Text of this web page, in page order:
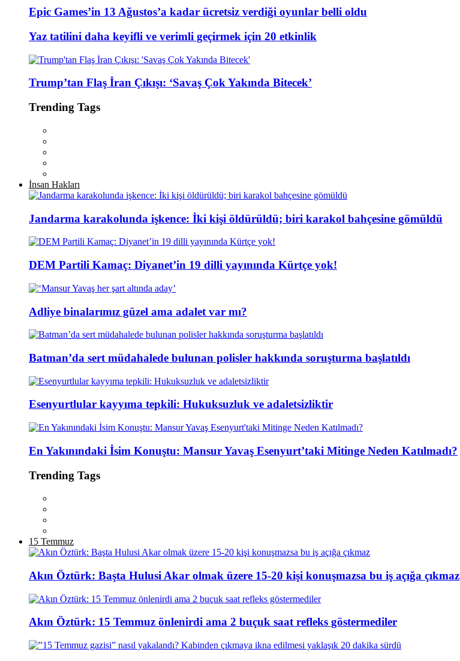
Epic Games’in 13 Ağustos’a kadar ücretsiz verdiği oyunlar belli oldu
Yaz tatilini daha keyifli ve verimli geçirmek için 20 etkinlik
Trump’tan Flaş İran Çıkışı: ‘Savaş Çok Yakında Bitecek’
Trending Tags
İnsan Hakları
Jandarma karakolunda işkence: İki kişi öldürüldü; biri karakol bahçesine gömüldü
DEM Partili Kamaç: Diyanet’in 19 dilli yayınında Kürtçe yok!
Adliye binalarımız güzel ama adalet var mı?
Batman’da sert müdahalede bulunan polisler hakkında soruşturma başlatıldı
Esenyurtlular kayyıma tepkili: Hukuksuzluk ve adaletsizliktir
En Yakınındaki İsim Konuştu: Mansur Yavaş Esenyurt’taki Mitinge Neden Katılmadı?
Trending Tags
15 Temmuz
Akın Öztürk: Başta Hulusi Akar olmak üzere 15-20 kişi konuşmazsa bu iş açığa çıkmaz
Akın Öztürk: 15 Temmuz önlenirdi ama 2 buçuk saat refleks göstermediler